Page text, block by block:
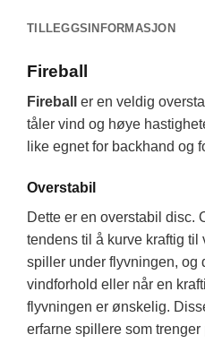
TILLEGGSINFORMASJON
Fireball
Fireball
er en veldig
tåler vind og høye
like egnet for backhand og
Overstabil
Dette er en overstabil disc.
tendens til å kurve kraftig
spiller under flyvningen,
vindforhold eller når en
flyvningen er ønskelig.
erfarne spillere som